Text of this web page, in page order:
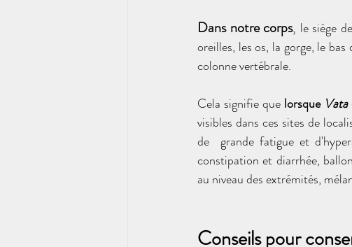
Dans notre corps, le siège de
oreilles, les os, la gorge, le
colonne vertébrale.
Cela signifie que lorsque Vata
visibles dans ces sites de
de  grande fatigue et
constipation et diarrhée,
au niveau des extrémités,
Conseils pour